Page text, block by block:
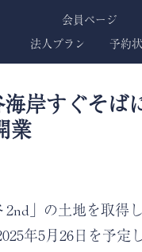
会員ページ
法人プラン
予約
岸すぐそば
業
2nd」の土地を取得
年5月26日を予定